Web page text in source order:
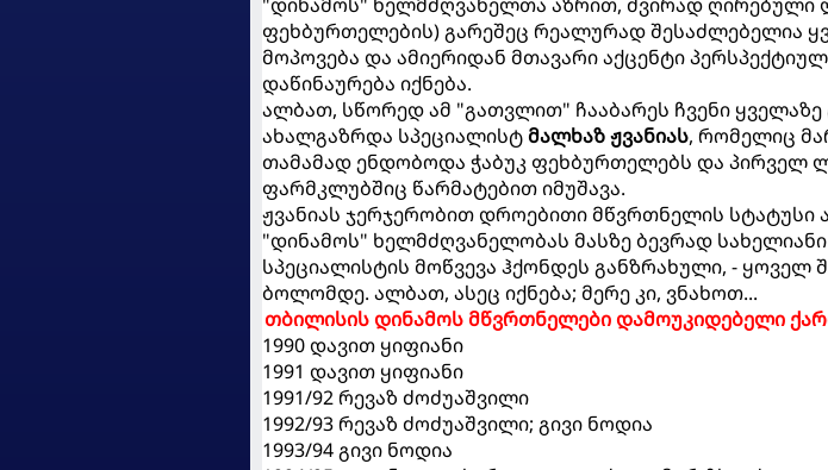
ფეხბურთელების) გარეშეც რეალურად შესაძლებელია
მოპოვება და ამიერიდან მთავარი აქცენტი
დაწინაურება იქნება.
ალბათ, სწორედ ამ "გათვლით" ჩააბარეს ჩვენი
ახალგაზრდა სპეციალისტმალხაზ ჟვანიას, რომელიც
თამამად ენდობოდა ჭაბუკ ფეხბურთელებს და პირველ
ფარმკლუბშიც წარმატებით იმუშავა.
ჟვანიას ჯერჯერობით დროებითი მწვრთნელის სტატუსი
"დინამოს" ხელმძღვანელობას მასზე ბევრად
სპეციალისტის მოწვევა ჰქონდეს განზრახული, - ყოველ
ბოლომდე. ალბათ, ასეც იქნება; მერე კი, ვნახოთ...
თბილისის დინამოს მწვრთნელები დამოუკიდებელი
1990 დავით ყიფიანი
1991 დავით ყიფიანი
1991/92 რევაზ ძოძუაშვილი
1992/93 რევაზ ძოძუაშვილი; გივი ნოდია
1993/94 გივი ნოდია